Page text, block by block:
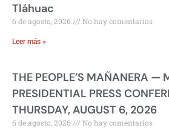
Tláhuac
6 de agosto, 2026 No hay comentarios
Leer más »
THE PEOPLE’S MAÑANERA —
PRESIDENTIAL PRESS
THURSDAY, AUGUST 6, 2026
6 de agosto, 2026 No hay comentarios